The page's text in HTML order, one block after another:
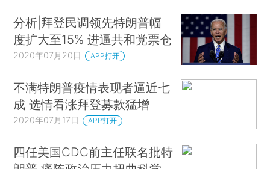
分析|拜登民调领先特朗普幅
度扩大至15% 进逼共和党票仓
2020年07月20日 APP打开
不满特朗普疫情表现者逼近七
成 选情看涨拜登募款猛增
2020年07月17日 APP打开
四任美国CDC前主任联名批特